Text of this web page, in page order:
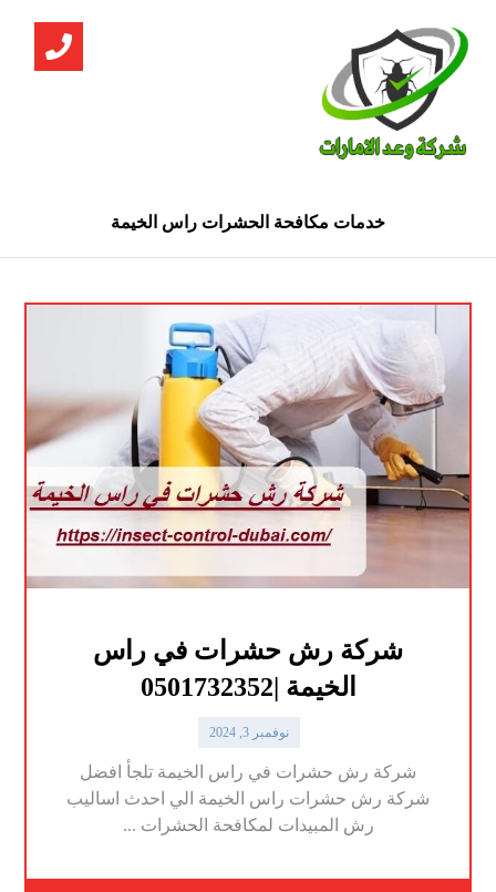
خدمات مكافحة الحشرات راس الخيمة
شركة رش حشرات في راس
الخيمة |0501732352
نوفمبر 3, 2024
شركة رش حشرات في راس الخيمة تلجأ افضل
شركة رش حشرات راس الخيمة الي احدث اساليب
رش المبيدات لمكافحة الحشرات ...